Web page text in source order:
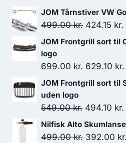
624.00
JOM Tårnstiver VW
499.00kr. Den
var:
499.00
424.15 kr.
JOM Frontgrill sort til
logo
699.00kr. Den
var:
699.00 kr..
629.10 kr.
JOM Frontgrill sort til
uden logo
549.00kr. Den
oprindelige
pris
494.10 kr.
Nilfisk Alto Skumlanse
499.00kr. Den
392.00 kr.